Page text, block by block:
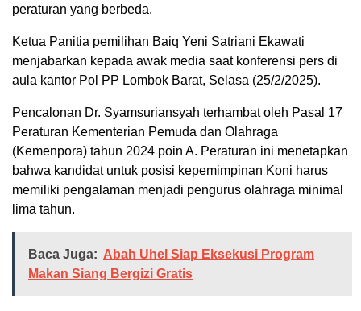
peraturan yang berbeda.
Ketua Panitia pemilihan Baiq Yeni Satriani Ekawati
menjabarkan kepada awak media saat konferensi pers di
aula kantor Pol PP Lombok Barat, Selasa (25/2/2025).
Pencalonan Dr. Syamsuriansyah terhambat oleh Pasal 17
Peraturan Kementerian Pemuda dan Olahraga
(Kemenpora) tahun 2024 poin A. Peraturan ini menetapkan
bahwa kandidat untuk posisi kepemimpinan Koni harus
memiliki pengalaman menjadi pengurus olahraga minimal
lima tahun.
Baca Juga: Abah Uhel Siap Eksekusi Program
Makan Siang Bergizi Gratis